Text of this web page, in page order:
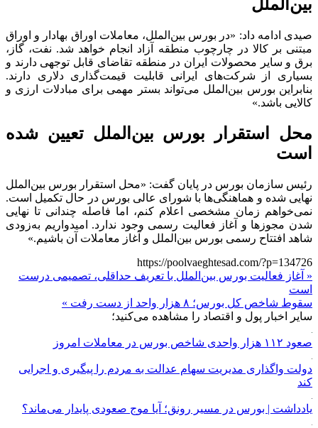
بین‌الملل
صیدی ادامه داد: «در بورس بین‌الملل، معاملات اوراق بهادار و اوراق
مبتنی بر کالا در چارچوب منطقه آزاد انجام خواهد شد. نفت، گاز،
برق و سایر محصولات ایران در منطقه تقاضای قابل توجهی دارند و
بسیاری از شرکت‌های ایرانی قابلیت قیمت‌گذاری دلاری دارند.
بنابراین بورس بین‌الملل می‌تواند بستر مهمی برای مبادلات ارزی و
کالایی باشد.»
محل استقرار بورس بین‌الملل تعیین شده
است
رئیس سازمان بورس در پایان گفت: «محل استقرار بورس بین‌الملل
نهایی شده و هماهنگی‌ها با شورای عالی بورس در حال تکمیل است.
نمی‌خواهم زمان مشخصی اعلام کنم، اما فاصله چندانی تا نهایی
شدن مجوزها و آغاز فعالیت رسمی وجود ندارد. امیدواریم به‌زودی
شاهد افتتاح رسمی بورس بین‌الملل و آغاز معاملات آن باشیم.»
https://poolvaeghtesad.com/?p=134726
« آغاز فعالیت بورس بین‌الملل با تعریف حداقلی، تصمیمی درست
است
سقوط شاخص کل بورس؛ ۸ هزار واحد از دست رفت »
سایر اخبار پول و اقتصاد را مشاهده می‌کنید؛
صعود ۱۱۲ هزار واحدی شاخص بورس در معاملات امروز
دولت واگذاری مدیریت سهام عدالت به مردم را پیگیری و اجرایی
کند
یادداشت | بورس در مسیر رونق؛ آیا موج صعودی پایدار می‌ماند؟